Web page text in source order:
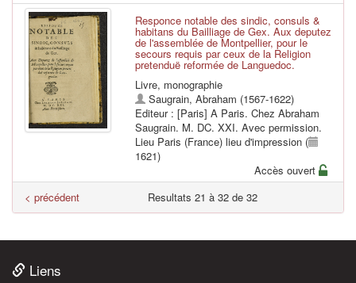
Responce notable des sindic, consuls &
habitans du Bailliage de Gex. Aux deputez
de l'assemblée de Montpellier, pour le
secours requis par ceux de la Religion
pretenduë reformée de Languedoc.
Livre, monographie
Saugrain, Abraham (1567-1622)
Editeur : [Paris] A Paris. Chez Abraham
Saugrain. M. DC. XXI. Avec permission.
Lieu Paris (France) lieu d'impression (
1621)
Accès ouvert
Resultats 21 à 32 de 32
< précédent
Liens